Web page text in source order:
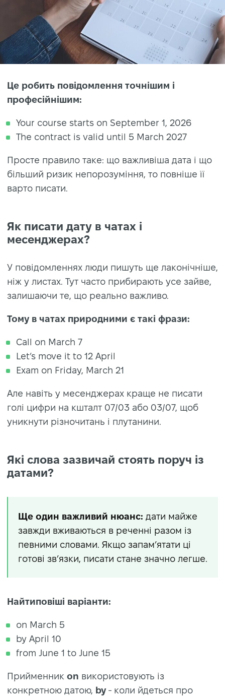
Це робить повідомлення точнішим і
професійнішим:
Your course starts on September 1, 2026
The contract is valid until 5 March 2027
Просте правило таке: що важливіша дата і що
більший ризик непорозуміння, то повніше її
варто писати.
Як писати дату в чатах і
месенджерах?
У повідомленнях люди пишуть ще лаконічніше,
ніж у листах. Тут часто прибирають усе зайве,
залишаючи те, що реально важливо.
Тому в чатах природними є такі фрази:
Call on March 7
Let’s move it to 12 April
Exam on Friday, March 21
Але навіть у месенджерах краще не писати
голі цифри на кшталт 07/03 або 03/07, щоб
уникнути різночитань і плутанини.
Які слова зазвичай стоять поруч із
датами?
Ще один важливий нюанс: дати майже
завжди вживаються в реченні разом із
певними словами. Якщо запам’ятати ці
готові зв’язки, писати стане значно легше.
Найтиповіші варіанти:
on March 5
by April 10
from June 1 to June 15
Прийменник on використовують із
конкретною датою, by - коли йдеться про